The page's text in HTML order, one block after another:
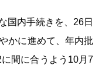
国内手続きを、26日
かに進めて、年内批
間に合うよう10月7